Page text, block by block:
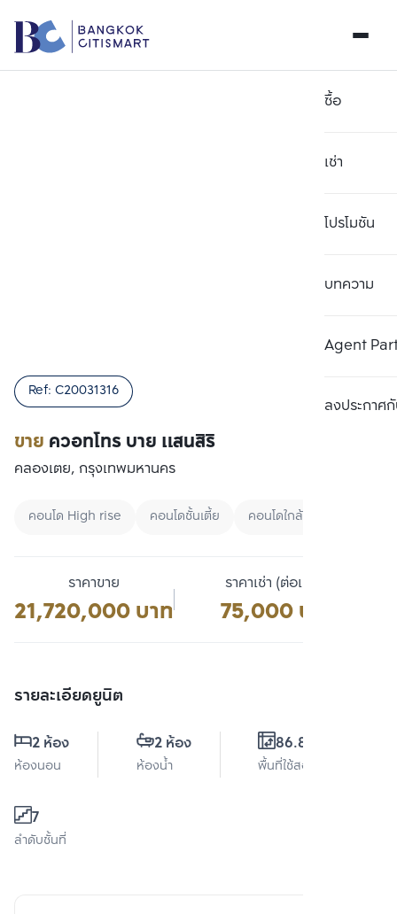
ซื้อ
เช่า
โปรโมชัน
บทความ
Agent
ลงประกาศกั
ขาย ควอทโทร บาย แสนสิริ
Ref: C20031316
คลองเตย, กรุงเทพมหานคร
คอนโด High rise คอนโดชั้นเตี้ย คอนโดใกล้ BTS
ราคาขาย
21,720,000 บาท
ราคาเช่า (ต่อเดือน)
75,000 บาท
รายละเอียดยูนิต
2 ห้อง
ห้องนอน
2 ห้อง
ห้องน้ำ
86.82 ตร.ม.
พื้นที่ใช้สอย
7
ลำดับชั้นที่
เปรียบเทียบ